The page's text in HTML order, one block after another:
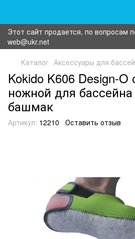
Этот сайт продается, по вопросам
web@ukr.net
Каталог Аксессуары для
Kokido K606 Design-O
ножной для
башмак
Артикул: 12210 Оставить отзыв